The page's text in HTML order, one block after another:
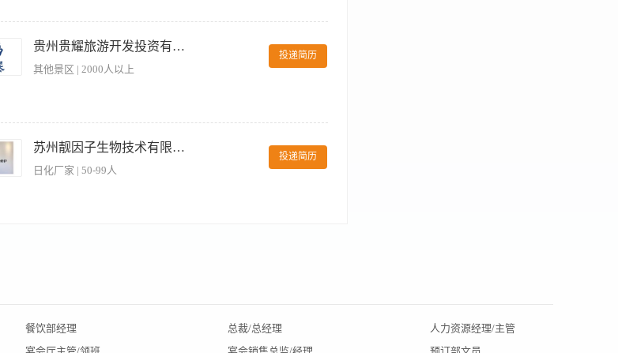
，处事稳重、责任心强。 能适应餐饮早晚班、节假日轮班，服从门店工作安
成+绩效奖金+ 福利：月休4天、包吃住、节日福利、员工团建、带薪培训、
贵州贵耀旅游开发投资有限公司
其他景区 | 2000人以上
投递简历
群年度财务预算，向各部门下达年度工作指标。 6、 督促酒店群维修保养工
8、 做好酒店群机构设置、员工编制及重要人事变更。 9、 指导培训工作，
管理专业。 2、 从事五星级酒店工作10 年以上，具有5年以上相关高层管
。 5、 有较强的沟通、计划、决策和综合判断能力。
苏州靓因子生物技术有限公司
日化厂家 | 50-99人
投递简历
业从事皮肤环境研究与皮肤健康产品开发的高新技术企业。 公司利用国际研
优选平台，同时打造了更友好、更时尚的生态购物和互动文化场景；满足
餐饮部经理 总裁/总经理
人力资源经理/主管